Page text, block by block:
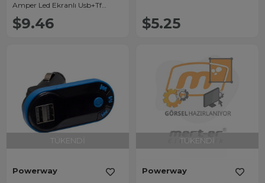
Amper Led Ekranlı Usb+Tf
Destekli Siyah Bluetooth Fm
Transmıtter
$9.46 $5.25
TÜKENDI
Powerway
TÜKENDI
Powerway